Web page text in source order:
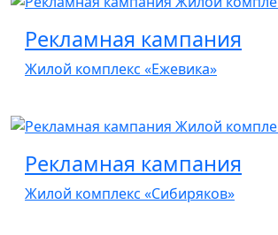
Рекламная кампания
Жилой комплекс «Ежевика»
Рекламная кампания
Жилой комплекс «Сибиряков»